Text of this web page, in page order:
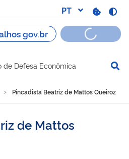
navegação
de Defesa Econômica
Pincadista Beatriz de Mattos Queiroz
de Mattos